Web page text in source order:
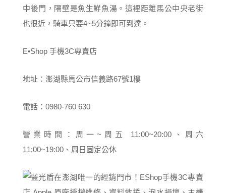
中後門，隔壁是魚生鮮魚湯。這裡距離馬公中央老街
也很近，騎車只要4~5分鐘即可到達。
E•Shop 手機3C專賣店
地址：澎湖縣馬公市信義路67號1樓
電話：0980-760 630
營業時間：周一~周五 11:00~20:00、周六
11:00~19:00、周日固定公休